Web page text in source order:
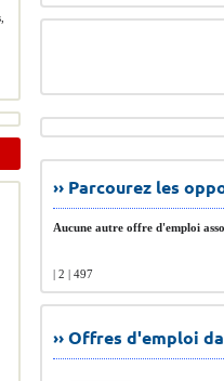
›› Parcourez les
Aucune autre offre d'emploi
| 2 | 497
›› Offres d'emploi